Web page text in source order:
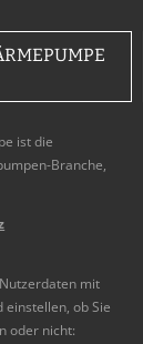
ist die
Branche,
mit
einstellen, ob Sie
oder nicht: